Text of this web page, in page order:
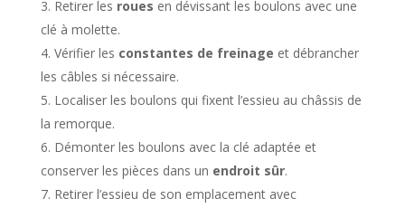
Retirer les roues en dévissant les boulons avec une
clé à molette.
Vérifier les constantes de freinage et débrancher
les câbles si nécessaire.
Localiser les boulons qui fixent l’essieu au châssis de
la remorque.
Démonter les boulons avec la clé adaptée et
conserver les pièces dans un endroit sûr.
Retirer l’essieu de son emplacement avec